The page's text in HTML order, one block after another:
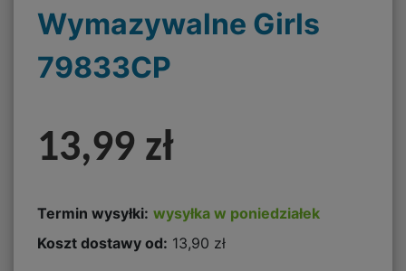
Wymazywalne Girls
79833CP
13,99 zł
Termin wysyłki: wysyłka w poniedziałek
Koszt dostawy od: 13,90 zł